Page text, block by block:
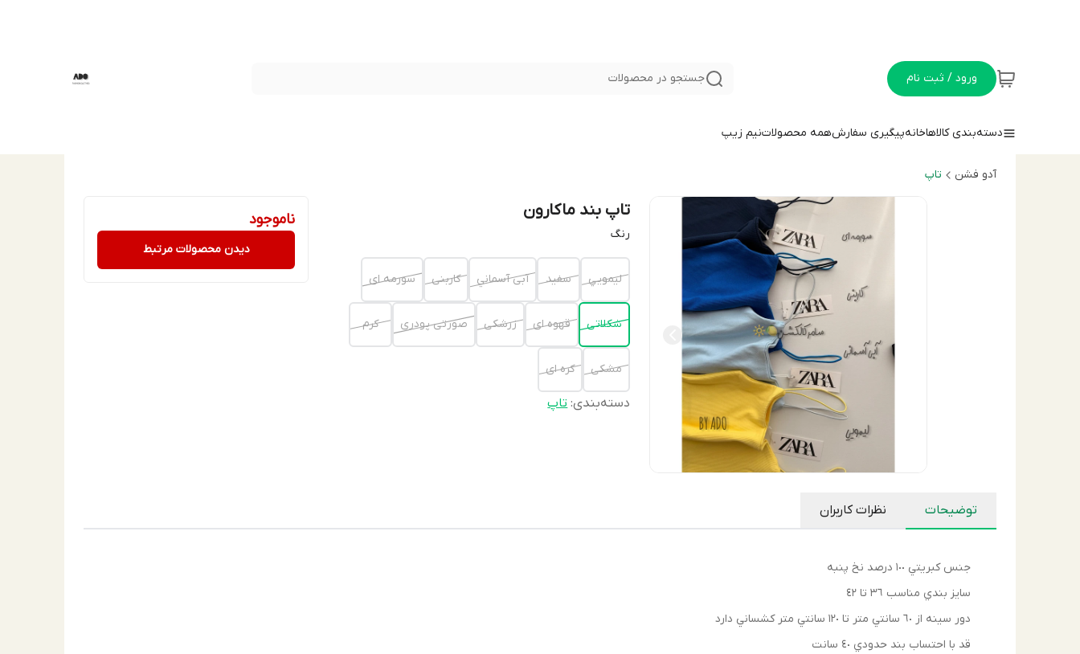
ورود / ثبت نام جستجو در محصولات
دسته‌بندی کالاهاخانهپیگیری سفارشهمه محصولاتنيم زيپ
آدو فشن تاپ
تاپ بند ماکارون
رنگ
ليمويي سفيد آبى آسماني كاربنى سورمه اى
شكلاتى قهوه اى زرشكى صورتى پودرى كرم
مشكى كره اى
دسته‌بندی:تاپ
ناموجود
دیدن محصولات مرتبط
توضیحات نظرات کاربران
جنس كبريتي ١٠٠ درصد نخ پنبه
سايز بندي مناسب ٣٦ تا ٤٢
دور سينه از ٦٠ سانتي متر تا ١٢٠ سانتي متر كشساني دارد
قد با احتساب بند حدودي ٤٠ سانت